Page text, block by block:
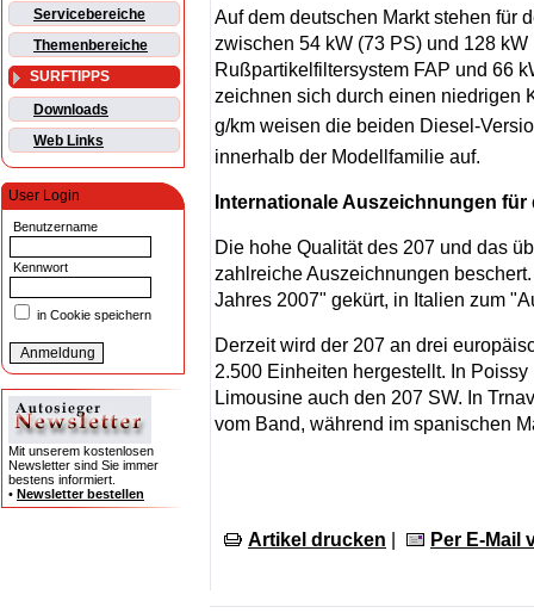
Servicebereiche
Themenbereiche
SURFTIPPS
Downloads
Web Links
User Login
Benutzername
Kennwort
in Cookie speichern
Mit unserem kostenlosen
Newsletter sind Sie immer
bestens informiert.
• Newsletter bestellen
Auf dem deutschen Markt stehen für
zwischen 54 kW (73 PS) und 128
Rußpartikelfiltersystem FAP und 66
zeichnen sich durch einen niedrigen
g/km weisen die beiden Diesel-
innerhalb der Modellfamilie auf.
Internationale Auszeichnungen für
Die hohe Qualität des 207 und das
zahlreiche Auszeichnungen
Jahres 2007" gekürt, in Italien zum
Derzeit wird der 207 an drei
2.500 Einheiten hergestellt. In
Limousine auch den 207 SW. In
vom Band, während im spanischen
Artikel drucken Per E-Mail